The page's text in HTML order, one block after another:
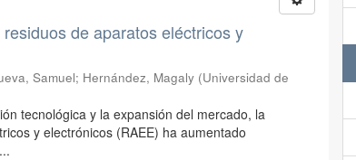
de aparatos eléctricos y
Samuel; Hernández, Magaly (Universidad de
tecnológica y la expansión del mercado, la
y electrónicos (RAEE) ha aumentado